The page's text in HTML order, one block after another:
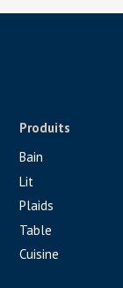
Produits
Bain
Lit
Plaids
Table
Cuisine